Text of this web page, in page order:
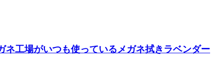
ネ工場がいつも使っているメガネ拭きラベンダー